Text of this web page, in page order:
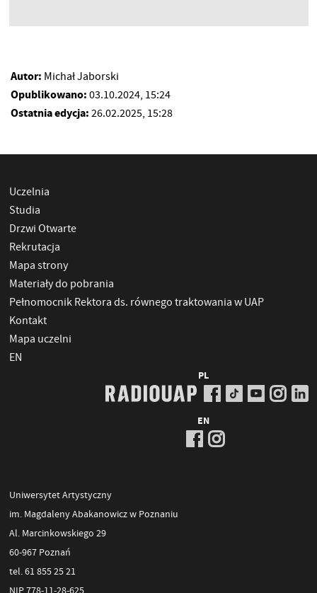
Autor: Michał Jaborski
Opublikowano: 03.10.2024, 15:24
Ostatnia edycja: 26.02.2025, 15:28
Uczelnia
Studia
Drzwi Otwarte
Rekrutacja
Mapa strony
Materiały do pobrania
Pełnomocnik Rektora ds. równego traktowania w UAP
Kontakt
Mapa uczelni
EN
PL
EN
Uniwersytet Artystyczny
im. Magdaleny Abakanowicz w Poznaniu
Al. Marcinkowskiego 29
60-967 Poznań
tel. 61 855 25 21
NIP 778-11-28-625